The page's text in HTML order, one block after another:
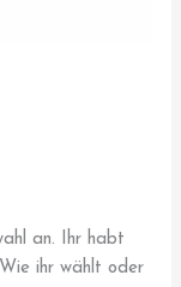
an. Ihr habt
ihr wählt oder